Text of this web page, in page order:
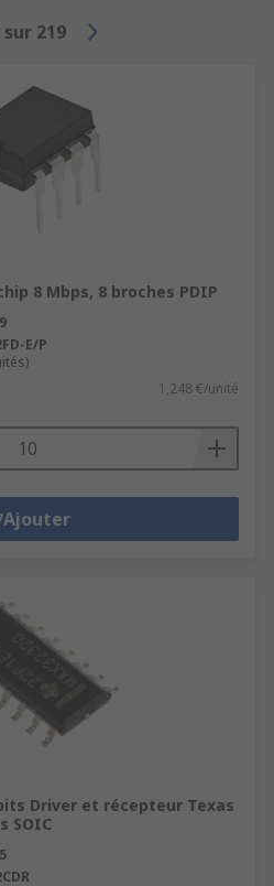
sur 219
8 Mbps, 8 broches PDIP
E/P
1,248 €/unité
Ajouter
Driver et récepteur Texas
SOIC